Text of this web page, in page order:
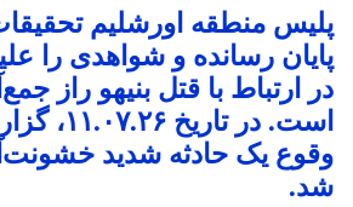
پلیس منطقه اورشلیم
پایان رسانده و شواهدی را
در ارتباط با قتل بنیهو راز
است. در
وقوع یک حادثه شدید
شد.